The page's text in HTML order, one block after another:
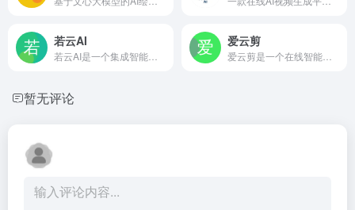
若云AI 爱云剪
暂无评论